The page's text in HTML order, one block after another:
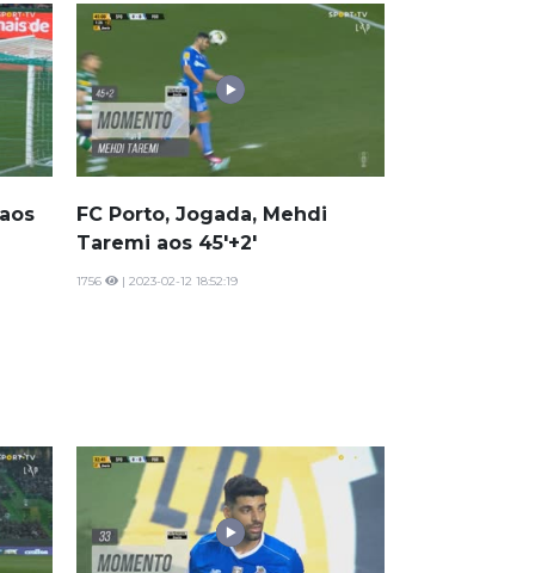
FC Porto, Jogada, Mehdi
Taremi aos 45'+2'
1756 | 2023-02-12 18:52:19